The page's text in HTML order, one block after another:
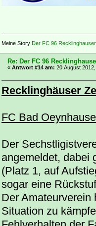
Meine Story Der FC 96
Re: Der FC 96
«Antwort #14 am: 20.August
Recklinghäuser
FC Bad
Der
angemeldet, dabei
(Platz 1, auf
sogar eine
Der Amateurverein
Situation zu